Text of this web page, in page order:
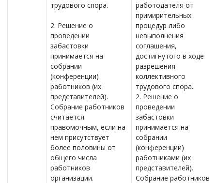
трудового спора.
2. Решение о
проведении
забастовки
принимается на
собрании
(конференции)
работников (их
представителей).
Собрание работников
считается
правомочным, если на
нем присутствует
более половины от
общего числа
работников
организации.
работодателя от
примирительных
процедур либо
невыполнения
соглашения,
достигнутого в ходе
разрешения
коллективного
трудового спора.
2. Решение о
проведении
забастовки
принимается на
собрании
(конференции)
работниками (их
представителей).
Собрание работников